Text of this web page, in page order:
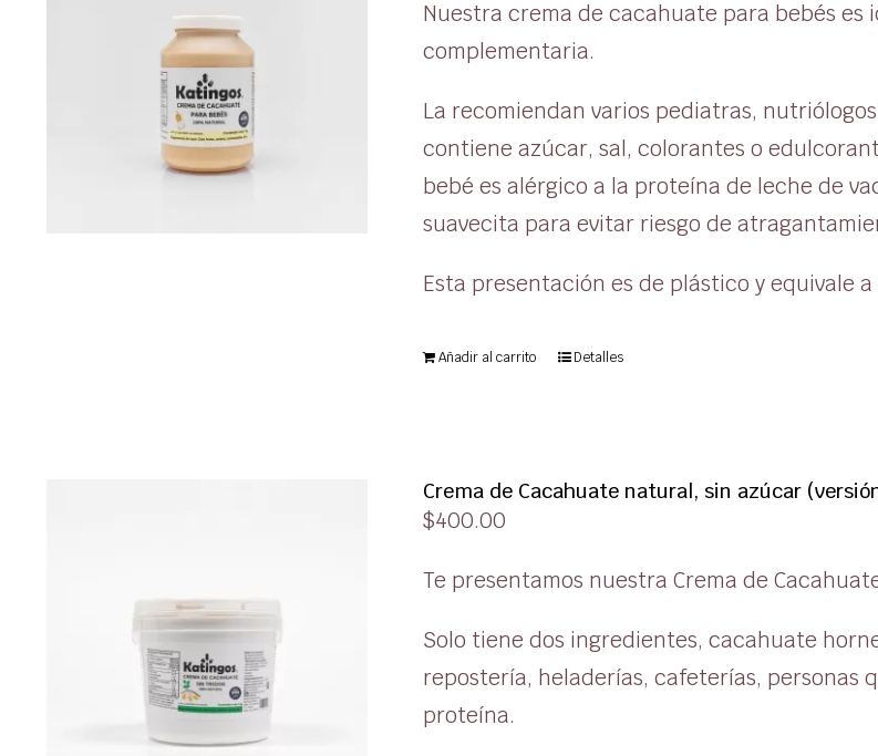
Nuestra crema de cacahuate para bebés
complementaria.
La recomiendan varios pediatras,
contiene azúcar, sal, colorantes o
bebé es alérgico a la proteína de leche de
suavecita para evitar riesgo de
Esta presentación es de plástico y equivale
Añadir al carrito Detalles
Crema de Cacahuate natural, sin azúcar
$400.00
Te presentamos nuestra Crema de
Solo tiene dos ingredientes, cacahuate
repostería, heladerías, cafeterías, personas
proteína.